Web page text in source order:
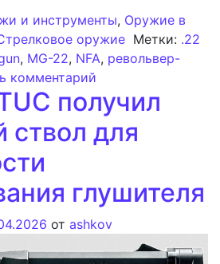
и инструменты, Оружие в
оружие Метки: .22
, MG-22, NFA, револьвер-
комментарий
получил
ствол для
глушителя
от ashkov